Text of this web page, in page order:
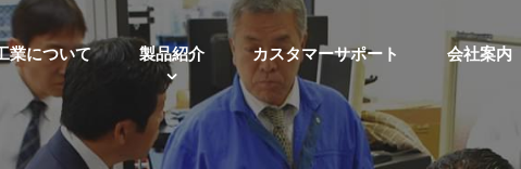
業について 製品紹介 カスタマーサポート 会社案内